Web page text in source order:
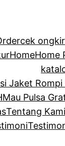
cek ongkir
HomeHome
Jaket Rompi
Mau Pulsa
Tentang